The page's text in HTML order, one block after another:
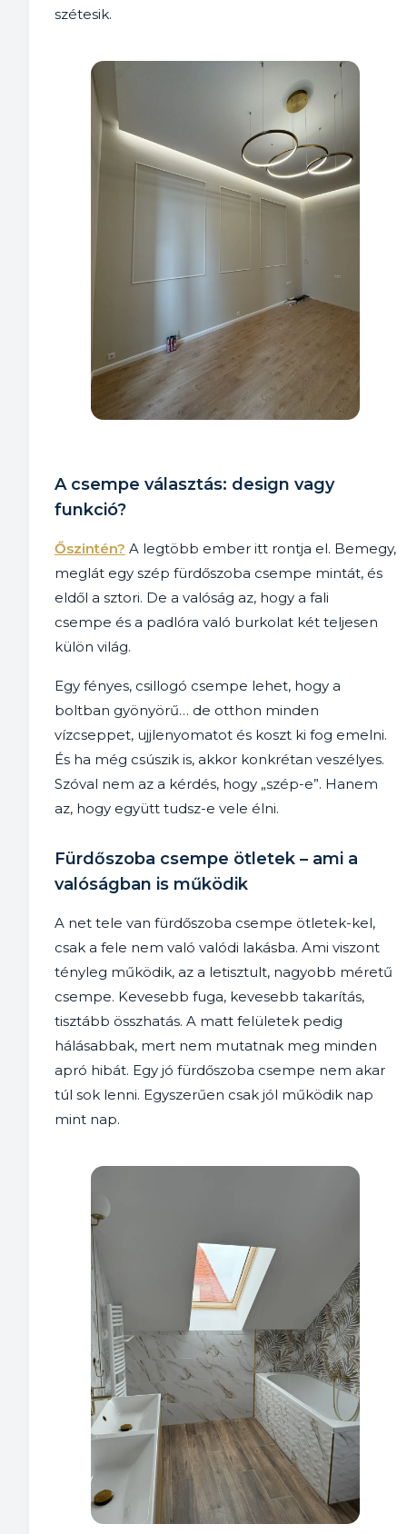
szétesik.
A csempe választás: design vagy
funkció?
Őszintén? A legtöbb ember itt rontja el. Bemegy,
meglát egy szép fürdőszoba csempe mintát, és
eldől a sztori. De a valóság az, hogy a fali
csempe és a padlóra való burkolat két teljesen
külön világ.
Egy fényes, csillogó csempe lehet, hogy a
boltban gyönyörű… de otthon minden
vízcseppet, ujjlenyomatot és koszt ki fog emelni.
És ha még csúszik is, akkor konkrétan veszélyes.
Szóval nem az a kérdés, hogy „szép-e”. Hanem
az, hogy együtt tudsz-e vele élni.
Fürdőszoba csempe ötletek – ami a
valóságban is működik
A net tele van fürdőszoba csempe ötletek-kel,
csak a fele nem való valódi lakásba. Ami viszont
tényleg működik, az a letisztult, nagyobb méretű
csempe. Kevesebb fuga, kevesebb takarítás,
tisztább összhatás. A matt felületek pedig
hálásabbak, mert nem mutatnak meg minden
apró hibát. Egy jó fürdőszoba csempe nem akar
túl sok lenni. Egyszerűen csak jól működik nap
mint nap.